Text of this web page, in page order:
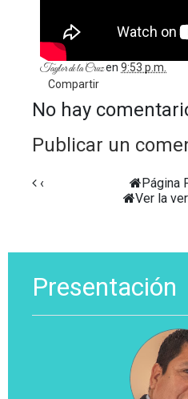
Taylor de la Cruzen 9:53 p.m.
Compartir
No hay
Publicar un
‹
Página
Ver la
Presentación